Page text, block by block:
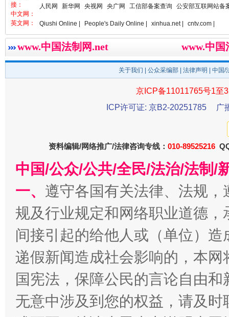
接：
中文网：
人民网
新华网 央视网 央广网 工信部备案查询 公安部互联网站备
英文网： Qiushi Online | People's Daily Online | xinhua.net | cntv.com |
www.中国法制网.net www.中
关于我们 公众采编部 法律声明 | 中国
京ICP备11011765号1至
ICP许可证: 京B2-20251785
广
资料编辑/网络推广/法律咨询专线： 010-89525216
中国/公众/公共/全民/法治/法制/
一、 遵守各国有关法律、法规
规及行业规定和网络职业道德
间接引起的给他人或（单位）
递假新闻造成社会影响的，本
国宪法，保障公民的言论自由
无意中涉及到您的权益，请及